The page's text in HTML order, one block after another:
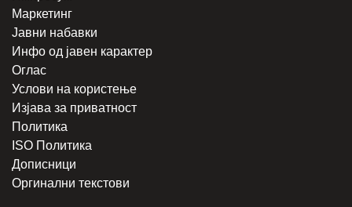
Маркетинг
Јавни набавки
Инфо од јавен карактер
Оглас
Услови на користење
Изјава за приватност
Политика
ISO Политика
Дописници
Оргинални текстови